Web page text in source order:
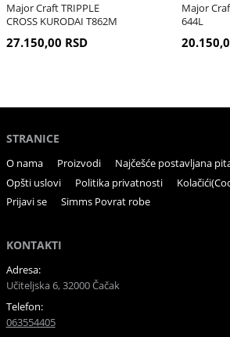
Major Craft TRIPPLE
CROSS KURODAI T862M
27.150,00 RSD
Major
644L
STRANICE
O nama Proizvodi Najčešće postavljana
Opšti uslovi
Politika privatnosti
Prijavi se
Simms Povrat robe
KONTAKTI
Adresa:
Učiteljska 6, 32000 Čačak
Telefon:
063554405